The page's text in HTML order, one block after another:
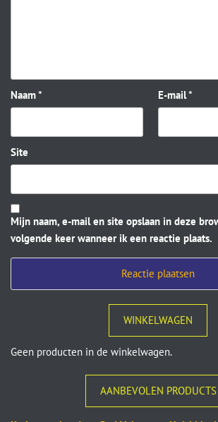
Naam* E-mail*
Site
Mijn naam, e-mail en site opslaan in deze
volgende keer wanneer ik een reactie plaats.
WINKELWAGEN
Geen producten in de winkelwagen.
AANBEVOLEN PRODUCTS